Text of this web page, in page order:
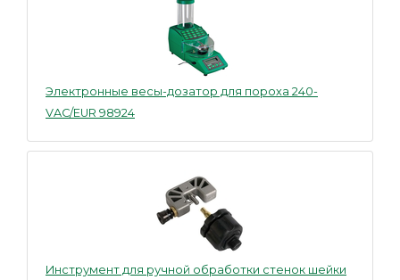
Электронные весы-дозатор для пороха 240-
VAC/EUR 98924
Инструмент для ручной обработки стенок шейки